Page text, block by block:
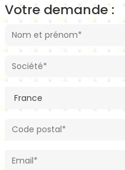
Votre demande :